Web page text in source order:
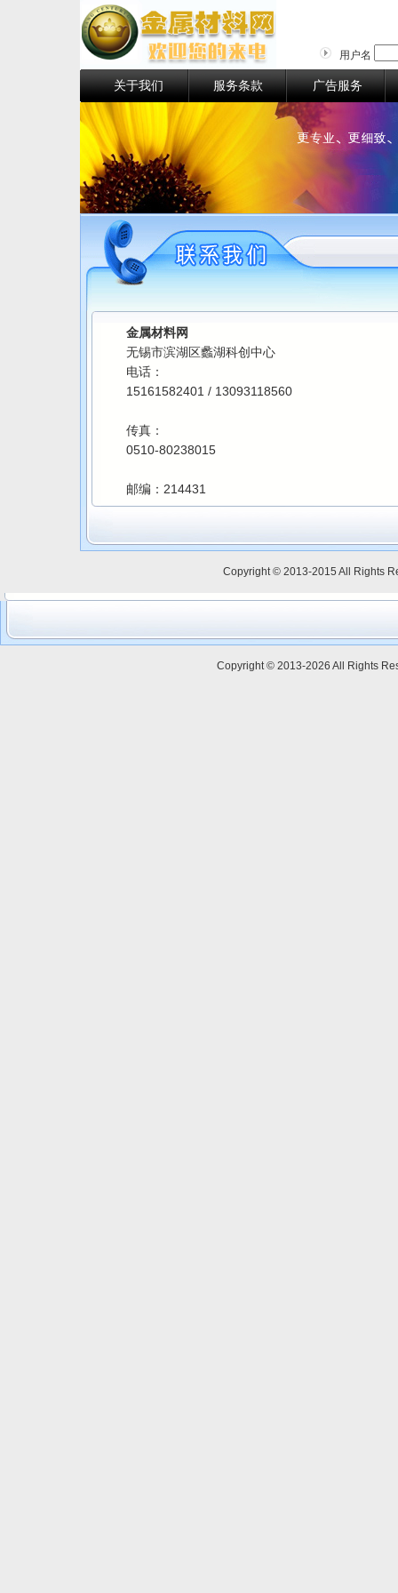
用户名
关于我们 服务条款 广告服务
金属材料网
无锡市滨湖区蠡湖科创中心
电话：
15161582401 / 13093118560
传真：
0510-80238015
邮编：214431
Copyright © 2013-2015 All Rights
Copyright © 2013-2026 All Rights